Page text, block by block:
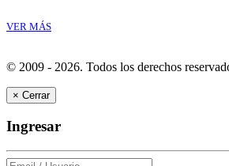
VER MÁS
© 2009 - 2026. Todos los derechos
× Cerrar
Ingresar